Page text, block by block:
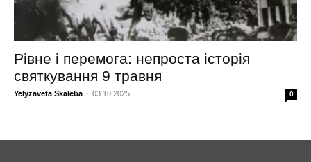
Рівне і перемога: непроста історія
святкування 9 травня
Yelyzaveta Skaleba - 03.10.2025 0